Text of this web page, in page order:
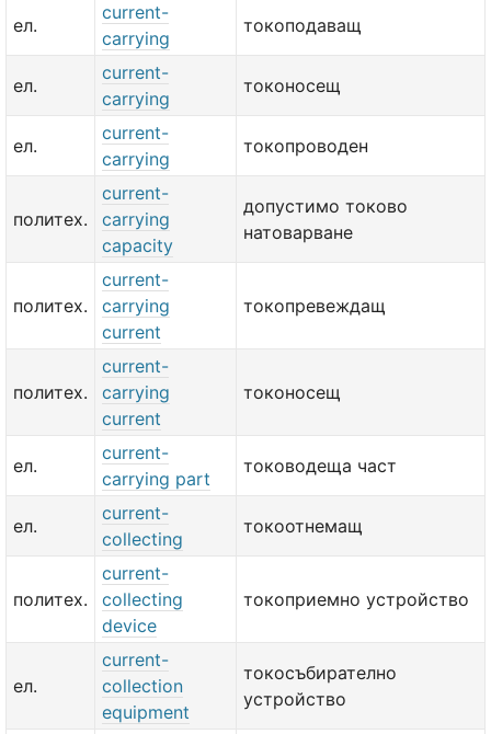
ел.
current-
carrying
токоподаващ
ел.
current-
carrying
токоносещ
ел.
current-
carrying
токопроводен
политех.
current-
carrying
capacity
допустимо токово
натоварване
политех.
current-
carrying
current
токопревеждащ
политех.
current-
carrying
current
токоносещ
ел.
current-
carrying part
тоководеща част
ел.
current-
collecting
токоотнемащ
политех.
current-
collecting
device
токоприемно устройство
ел.
current-
collection
equipment
токосъбирателно
устройство